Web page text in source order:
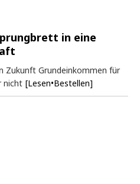
in eine
Zukunft Grundeinkommen für
nicht [Lesen•Bestellen]